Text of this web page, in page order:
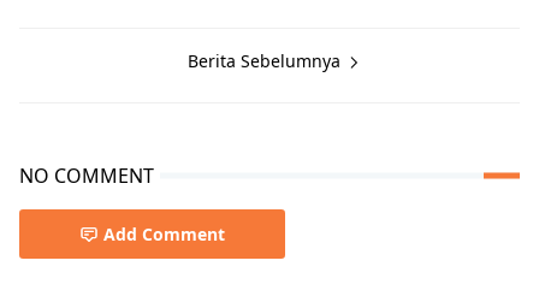
Berita Sebelumnya
NO COMMENT
Add Comment